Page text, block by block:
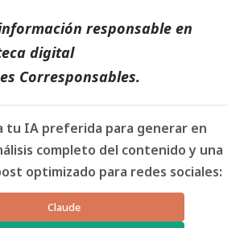
responsable en
digital
Corresponsables.
tu IA preferida para generar en
completo del contenido y una
optimizado para redes sociales:
Claude